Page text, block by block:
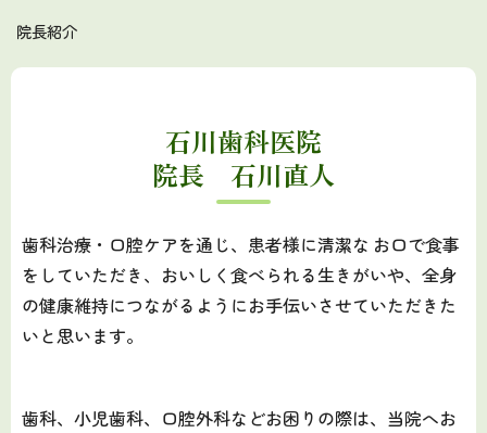
院長紹介
石川歯科医院
院長 石川直人
歯科治療・口腔ケアを通じ、患者様に清潔な お口で食事
をしていただき、おいしく食べられる生きがいや、全身
の健康維持につながるようにお手伝いさせていただきた
いと思います。
歯科、小児歯科、口腔外科などお困りの際は、当院へお